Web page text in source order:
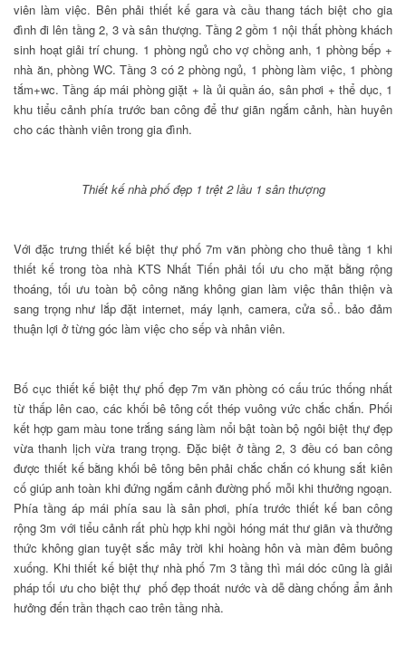
viên làm việc. Bên phải thiết kế gara và cầu thang tách biệt cho gia
đình đi lên tầng 2, 3 và sân thượng. Tầng 2 gồm 1 nội thất phòng khách
sinh hoạt giải trí chung. 1 phòng ngủ cho vợ chồng anh, 1 phòng bếp +
nhà ăn, phòng WC. Tầng 3 có 2 phòng ngủ, 1 phòng làm việc, 1 phòng
tắm+wc. Tầng áp mái phòng giặt + là ủi quần áo, sân phơi + thể dục, 1
khu tiểu cảnh phía trước ban công để thư giãn ngắm cảnh, hàn huyên
cho các thành viên trong gia đình.
Thiết kế nhà phố đẹp 1 trệt 2 lầu 1 sân thượng
Với đặc trưng thiết kế biệt thự phố 7m văn phòng cho thuê tầng 1 khi
thiết kế trong tòa nhà KTS Nhất Tiến phải tối ưu cho mặt bằng rộng
thoáng, tối ưu toàn bộ công năng không gian làm việc thân thiện và
sang trọng như lắp đặt internet, máy lạnh, camera, cửa sổ.. bảo đảm
thuận lợi ở từng góc làm việc cho sếp và nhân viên.
Bố cục thiết kế biệt thự phố đẹp 7m văn phòng có cấu trúc thống nhất
từ thấp lên cao, các khối bê tông cốt thép vuông vức chắc chắn. Phối
kết hợp gam màu tone trắng sáng làm nổi bật toàn bộ ngôi biệt thự đẹp
vừa thanh lịch vừa trang trọng. Đặc biệt ở tầng 2, 3 đều có ban công
được thiết kế bằng khối bê tông bên phải chắc chắn có khung sắt kiên
cố giúp anh toàn khi đứng ngắm cảnh đường phố mỗi khi thưởng ngoạn.
Phía tầng áp mái phía sau là sân phơi, phía trước thiết kế ban công
rộng 3m với tiểu cảnh rất phù hợp khi ngồi hóng mát thư giãn và thưởng
thức không gian tuyệt sắc mây trời khi hoàng hôn và màn đêm buông
xuống. Khi thiết kế biệt thự nhà phố 7m 3 tầng thì mái dóc cũng là giải
pháp tối ưu cho biệt thự phố đẹp thoát nước và dễ dàng chống ẩm ảnh
hưởng đến trần thạch cao trên tầng nhà.